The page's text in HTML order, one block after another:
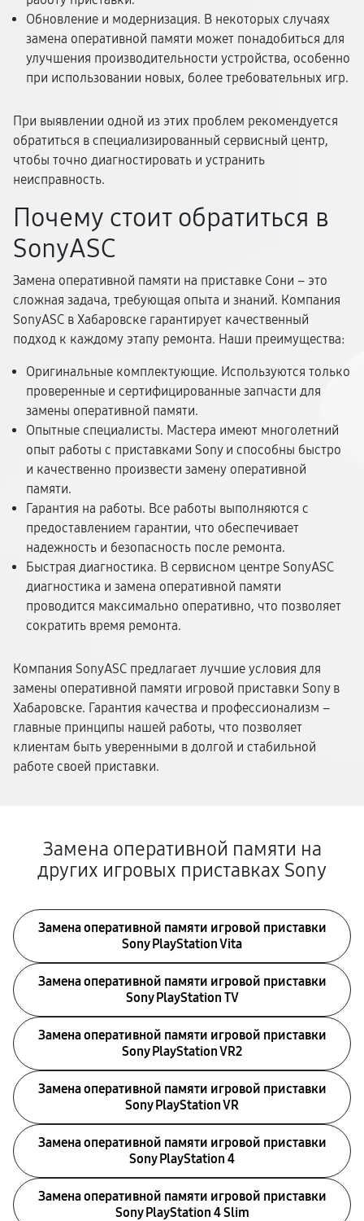
Обновление и модернизация. В некоторых случаях
замена оперативной памяти может понадобиться для
улучшения производительности устройства, особенно
при использовании новых, более требовательных игр.
При выявлении одной из этих проблем рекомендуется
обратиться в специализированный сервисный центр,
чтобы точно диагностировать и устранить
неисправность.
Почему стоит обратиться в
SonyASC
Замена оперативной памяти на приставке Сони – это
сложная задача, требующая опыта и знаний. Компания
SonyASC в Хабаровске гарантирует качественный
подход к каждому этапу ремонта. Наши преимущества:
Оригинальные комплектующие. Используются только
проверенные и сертифицированные запчасти для
замены оперативной памяти.
Опытные специалисты. Мастера имеют многолетний
опыт работы с приставками Sony и способны быстро
и качественно произвести замену оперативной
памяти.
Гарантия на работы. Все работы выполняются с
предоставлением гарантии, что обеспечивает
надежность и безопасность после ремонта.
Быстрая диагностика. В сервисном центре SonyASC
диагностика и замена оперативной памяти
проводится максимально оперативно, что позволяет
сократить время ремонта.
Компания SonyASC предлагает лучшие условия для
замены оперативной памяти игровой приставки Sony в
Хабаровске. Гарантия качества и профессионализм –
главные принципы нашей работы, что позволяет
клиентам быть уверенными в долгой и стабильной
работе своей приставки.
Замена оперативной памяти на
других игровых приставках Sony
Замена оперативной памяти игровой приставки
Sony PlayStation Vita
Замена оперативной памяти игровой приставки
Sony PlayStation TV
Замена оперативной памяти игровой приставки
Sony PlayStation VR2
Замена оперативной памяти игровой приставки
Sony PlayStation VR
Замена оперативной памяти игровой приставки
Sony PlayStation 4
Замена оперативной памяти игровой приставки
Sony PlayStation 4 Slim